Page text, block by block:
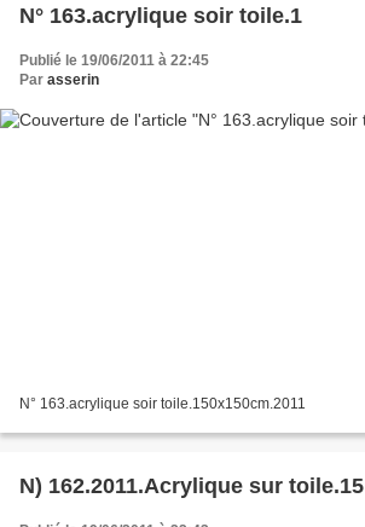
N° 163.acrylique soir toile.1
Publié le 19/06/2011 à 22:45
Par asserin
N° 163.acrylique soir toile.150x150cm.2011
N) 162.2011.Acrylique sur toile.15